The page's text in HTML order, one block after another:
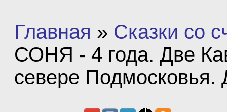
Главная » Сказки со
СОНЯ - 4 года. Две
севере